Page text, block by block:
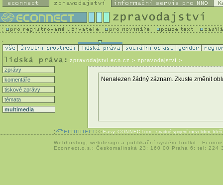
zpravodajstvi.ecn.cz > zpravodajství >
zprávy
komentáře
tiskové zprávy
témata
multimedia
Nenalezen žádný záznam. Zkuste změnit
Easy CONNECTion - snadné spojení mezi lidmi,
Webhosting webdesign a publikační systém Toolkit -
Econnect,o.s.; Českomalínská 23; 160 00 Praha 6; tel: 224